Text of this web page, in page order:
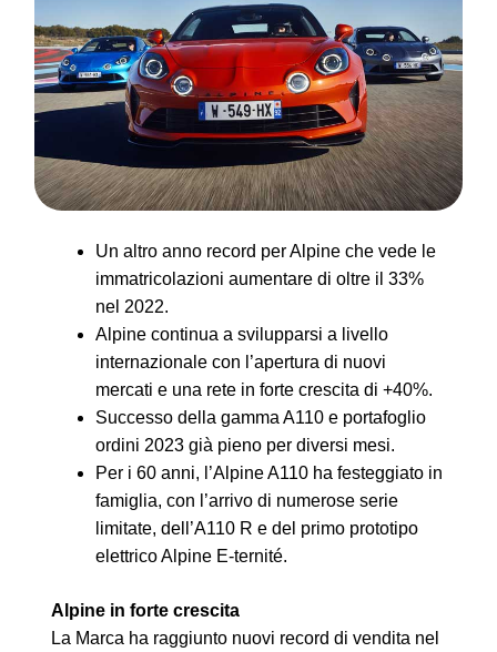
Un altro anno record per Alpine che vede le
immatricolazioni aumentare di oltre il 33%
nel 2022.
Alpine continua a svilupparsi a livello
internazionale con l’apertura di nuovi
mercati e una rete in forte crescita di +40%.
Successo della gamma A110 e portafoglio
ordini 2023 già pieno per diversi mesi.
Per i 60 anni, l’Alpine A110 ha festeggiato in
famiglia, con l’arrivo di numerose serie
limitate, dell’A110 R e del primo prototipo
elettrico Alpine E-ternité.
Alpine in forte crescita
La Marca ha raggiunto nuovi record di vendita nel